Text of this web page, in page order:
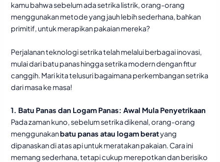
kamu bahwa sebelum ada setrika listrik, orang-orang
menggunakan metode yang jauh lebih sederhana, bahkan
primitif, untuk merapikan pakaian mereka?
Perjalanan teknologi setrika telah melalui berbagai inovasi,
mulai dari batu panas hingga setrika modern dengan fitur
canggih. Mari kita telusuri bagaimana perkembangan setrika
dari masa ke masa!
1. Batu Panas dan Logam Panas: Awal Mula Penyetrikaan
Pada zaman kuno, sebelum setrika dikenal, orang-orang
menggunakanbatu panas atau logam beratyang
dipanaskan di atas api untuk meratakan pakaian. Cara ini
memang sederhana, tetapi cukup merepotkan dan berisiko